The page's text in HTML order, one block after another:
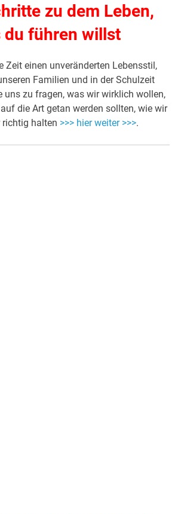
zu dem Leben,
du führen willst
Zeit einen unveränderten Lebensstil,
Familien und in der Schulzeit
uns zu fragen, was wir wirklich wollen,
die Art getan werden sollten, wie wir
richtig halten >>> hier weiter >>>.